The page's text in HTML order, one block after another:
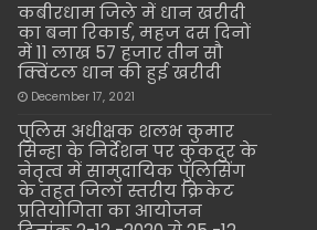
कबीरधाम जिले में धान खरीदी
का बना रिकार्ड, महज दस दिनों
में 11 लाख 57 हजार तीन सौ
क्विंटल धान की हुई खरीदी
December 17, 2021
पुलिस अधीक्षक शलभ कुमार
सिन्हा के निर्देशन पर कुकदुर के
नेतृत्व में सामुदायिक पुलिसिंग
के तहत जिला स्तरीय क्रिकेट
प्रतियोगिता का आयोजन